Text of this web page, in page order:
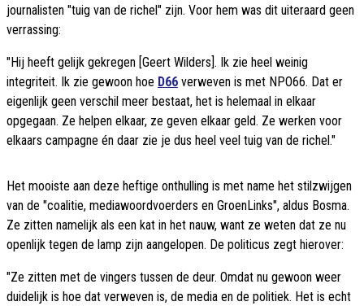
journalisten "tuig van de richel" zijn. Voor hem was dit uiteraard geen
verrassing:
"Hij heeft gelijk gekregen [Geert Wilders]. Ik zie heel weinig
integriteit. Ik zie gewoon hoe D66 verweven is met NPO66. Dat er
eigenlijk geen verschil meer bestaat, het is helemaal in elkaar
opgegaan. Ze helpen elkaar, ze geven elkaar geld. Ze werken voor
elkaars campagne én daar zie je dus heel veel tuig van de richel."
Het mooiste aan deze heftige onthulling is met name het stilzwijgen
van de "coalitie, mediawoordvoerders en GroenLinks", aldus Bosma.
Ze zitten namelijk als een kat in het nauw, want ze weten dat ze nu
openlijk tegen de lamp zijn aangelopen. De politicus zegt hierover:
"Ze zitten met de vingers tussen de deur. Omdat nu gewoon weer
duidelijk is hoe dat verweven is, de media en de politiek. Het is echt